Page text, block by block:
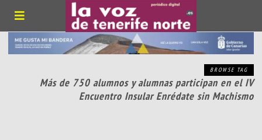
BROWSE TAG
Más de 750 alumnos y alumnas participan en el IV
Encuentro Insular Enrédate sin Machismo